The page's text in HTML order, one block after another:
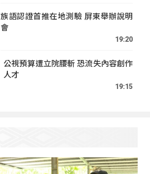
族語認證首推在地測驗 屏東舉辦說明
會
19:20
公視預算遭立院腰斬 恐流失內容創作
人才
19:15